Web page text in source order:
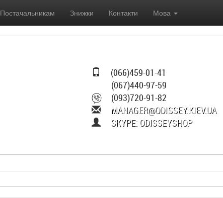
Постачальникам Знижки Контакти Мова
(066)459-01-41
(067)440-97-59
(093)720-91-82
MANAGER@ODISSEY.KIEV.UA
SKYPE: ODISSEYSHOP